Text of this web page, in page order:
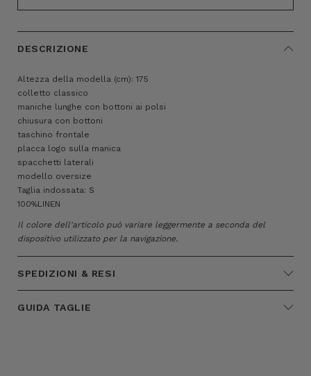
DESCRIZIONE
Altezza della modella (cm): 175
colletto classico
maniche lunghe con bottoni ai polsi
chiusura con bottoni
taschino frontale
placca logo sulla manica
spacchetti laterali
modello oversize
Taglia indossata: S
100%LINEN
Il colore dell'articolo può variare leggermente a seconda del
dispositivo utilizzato per la navigazione.
SPEDIZIONI & RESI
GUIDA TAGLIE